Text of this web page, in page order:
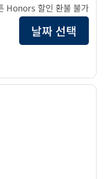
어의 호텔 정보 보기
Honors 할인 환불 불가
날짜 선택
1/11
다음